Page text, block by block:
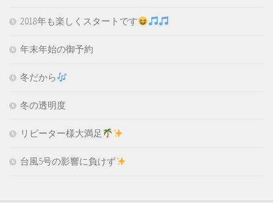
2018年も楽しくスタートです
年末年始の御予約
冬だから
冬の透明度
リピーター様大満足
台風5号の影響に負けず